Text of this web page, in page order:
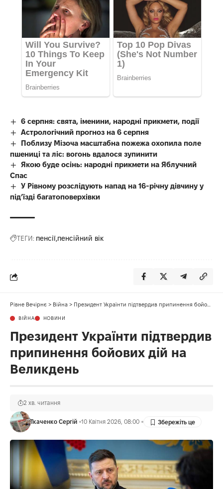
6 серпня: свята, іменини, народні прикмети, події
Астрологічний прогноз на 6 серпня
Поблизу Мізоча масштабна пожежа охопила поле
пшениці та ліс: вогонь вдалося зупинити
Якою буде осінь: народні прикмети на Яблучний
Спас
У Рівному розслідують напад на 16-річну дівчину у
під’їзді багатоповерхівки
ТЕГИ: пенсії пенсійний вік
Рівне Вечірнє > Війна > Президент Українти підтвердив припинення бойових дій на Великдень
ВІЙНА НОВИНИ
Президент Українти підтвердив
припинення бойових дій на
Великдень
Ткаченко Сергій 10 Квітня 2026, 08:00
2 хв. читання